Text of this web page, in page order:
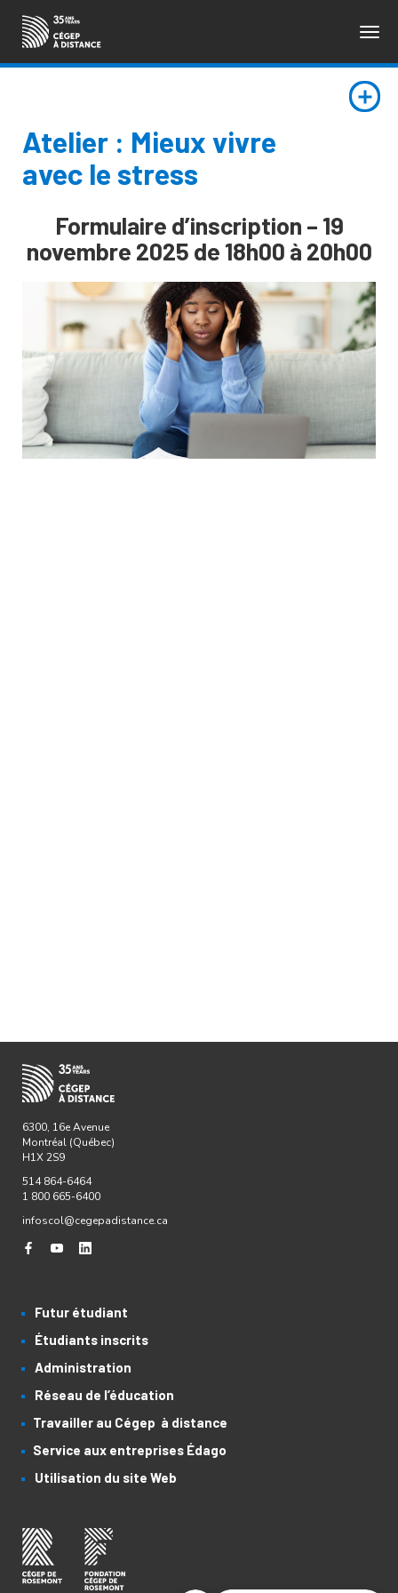
ENGLISH
Atelier : Mieux vivre
avec le stress
Formulaire d’inscription – 19
novembre 2025 de 18h00 à 20h00
6300, 16e Avenue
Montréal (Québec)
H1X 2S9
514 864-6464
1 800 665-6400
infoscol@cegepadistance.ca
Futur étudiant
Étudiants inscrits
Administration
Réseau de l’éducation
Travailler au Cégep à distance
Service aux entreprises Édago
Utilisation du site Web